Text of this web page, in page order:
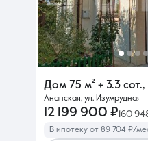
Дом 75 м² + 3.3 сот.,
Анапская, ул. Изумрудная
12 199 900 ₽160
В ипотеку от 89 704 ₽/